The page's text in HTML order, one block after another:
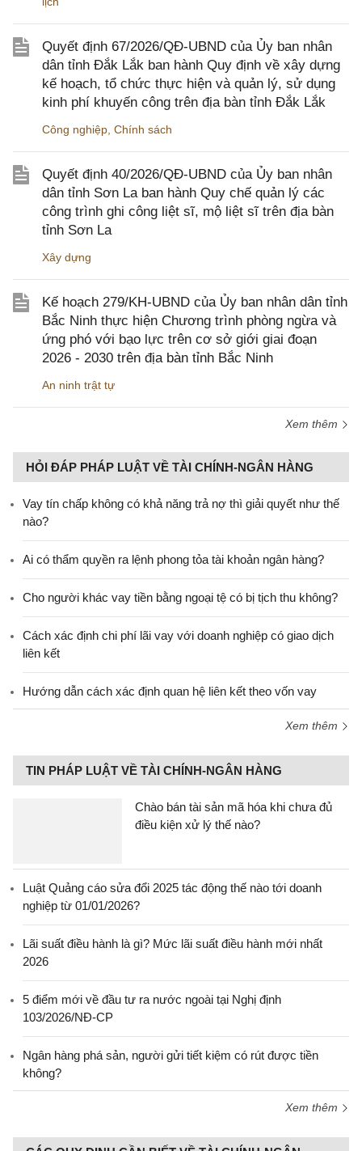
Quyết định 67/2026/QĐ-UBND của Ủy ban nhân
dân tỉnh Đắk Lắk ban hành Quy định về xây dựng
kế hoạch, tổ chức thực hiện và quản lý, sử dụng
kinh phí khuyến công trên địa bàn tỉnh Đắk Lắk
Công nghiệp Chính sách
Quyết định 40/2026/QĐ-UBND của Ủy ban nhân
dân tỉnh Sơn La ban hành Quy chế quản lý các
công trình ghi công liệt sĩ, mộ liệt sĩ trên địa bàn
tỉnh Sơn La
Xây dựng
Kế hoạch 279/KH-UBND của Ủy ban nhân dân tỉnh
Bắc Ninh thực hiện Chương trình phòng ngừa và
ứng phó với bạo lực trên cơ sở giới giai đoạn
2026 - 2030 trên địa bàn tỉnh Bắc Ninh
An ninh trật tự
Xem thêm
HỎI ĐÁP PHÁP LUẬT VỀ TÀI CHÍNH-NGÂN HÀNG
Vay tín chấp không có khả năng trả nợ thì giải quyết như thế
nào?
Ai có thẩm quyền ra lệnh phong tỏa tài khoản ngân hàng?
Cho người khác vay tiền bằng ngoại tệ có bị tịch thu không?
Cách xác định chi phí lãi vay với doanh nghiệp có giao dịch
liên kết
Hướng dẫn cách xác định quan hệ liên kết theo vốn vay
Xem thêm
TIN PHÁP LUẬT VỀ TÀI CHÍNH-NGÂN HÀNG
Chào bán tài sản mã hóa khi chưa đủ
điều kiện xử lý thế nào?
Luật Quảng cáo sửa đổi 2025 tác động thế nào tới doanh
nghiệp từ 01/01/2026?
Lãi suất điều hành là gì? Mức lãi suất điều hành mới nhất
2026
5 điểm mới về đầu tư ra nước ngoài tại Nghị định
103/2026/NĐ-CP
Ngân hàng phá sản, người gửi tiết kiệm có rút được tiền
không?
Xem thêm